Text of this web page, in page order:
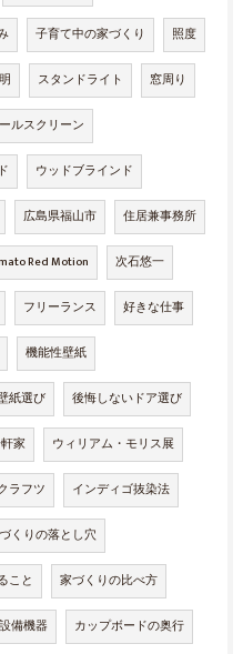
子育て中の家づくり 照度
スタンドライト 窓周り
ルスクリーン
ウッドブラインド
広島県福山市 住居兼事務所
Red Motion 次石悠一
フリーランス 好きな仕事
機能性壁紙
紙選び 後悔しないドア選び
家 ウィリアム・モリス展
ラフツ インディゴ抜染法
くりの落とし穴
こと 家づくりの比べ方
設備機器 カップボードの奥行